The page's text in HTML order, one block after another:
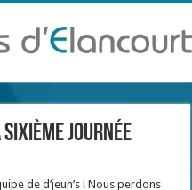
sixième journée
de d’jeun’s ! Nous perdons